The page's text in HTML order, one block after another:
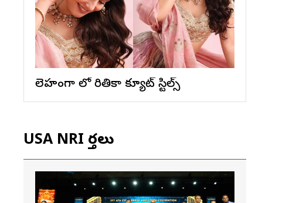
లెహంగా లో రితికా క్యూట్ స్టిల్స్
USA NRI వార్తలు